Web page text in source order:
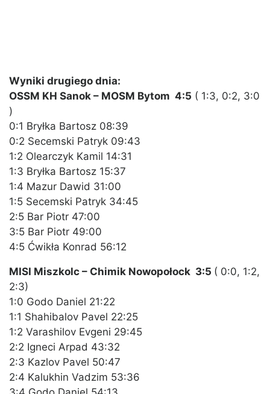
Wyniki drugiego dnia:
OSSM KH Sanok – MOSM Bytom 4:5 ( 1:3, 0:2, 3:0
)
0:1 Bryłka Bartosz 08:39
0:2 Secemski Patryk 09:43
1:2 Olearczyk Kamil 14:31
1:3 Bryłka Bartosz 15:37
1:4 Mazur Dawid 31:00
1:5 Secemski Patryk 34:45
2:5 Bar Piotr 47:00
3:5 Bar Piotr 49:00
4:5 Ćwikła Konrad 56:12
MISI Miszkolc – Chimik Nowopołock 3:5 ( 0:0, 1:2,
2:3)
1:0 Godo Daniel 21:22
1:1 Shahibalov Pavel 22:25
1:2 Varashilov Evgeni 29:45
2:2 Igneci Arpad 43:32
2:3 Kazlov Pavel 50:47
2:4 Kalukhin Vadzim 53:36